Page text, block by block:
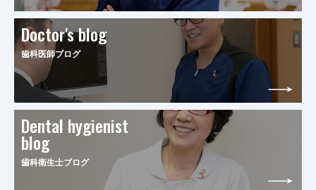
Doctor's blog
歯科医師ブログ
Dental hygienist
blog
歯科衛生士ブログ